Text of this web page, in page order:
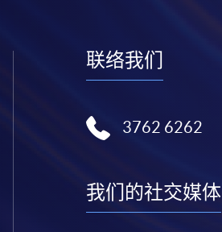
联络我们
3762 6262
我们的社交媒体